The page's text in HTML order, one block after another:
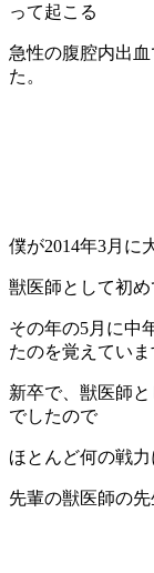
って起こる
急性の腹腔内出
た。
僕が2014年3月に
獣医師として初
その年の5月に中
たのを覚えていま
新卒で、獣医師
でしたので
ほとんど何の戦
先輩の獣医師の